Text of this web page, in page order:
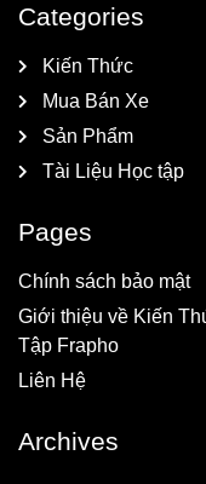
Categories
Kiến Thức
Mua Bán Xe
Sản Phẩm
Tài Liệu Học tập
Pages
Chính sách bảo mật
Giới thiệu về Kiến
Tập Frapho
Liên Hệ
Archives